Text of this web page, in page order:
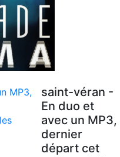
saint-véran -
En duo et
avec un MP3,
dernier
départ cet